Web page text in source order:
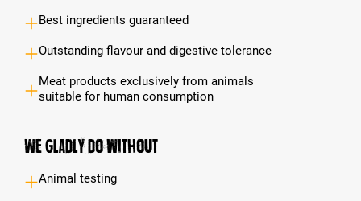
Best ingredients guaranteed
Outstanding flavour and digestive tolerance
Meat products exclusively from animals
suitable for human consumption
We gladly do without
Animal testing